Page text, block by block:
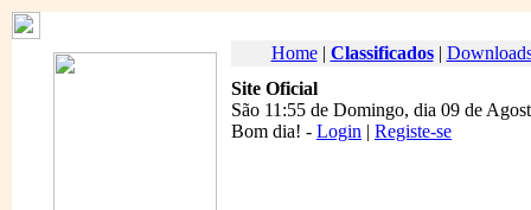
Home| Classificados|
Site Oficial
São 11:55 de Domingo, dia 09 de
Bom dia! - Login | Registe-se